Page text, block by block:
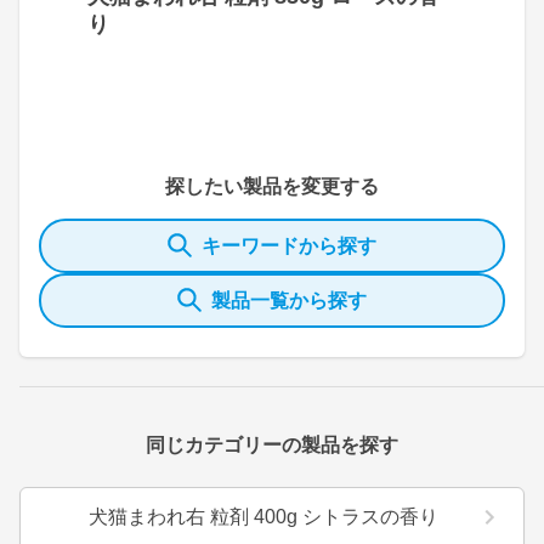
り
探したい製品を変更する
キーワードから探す
製品一覧から探す
同じカテゴリーの製品を探す
犬猫まわれ右 粒剤 400g シトラスの香り